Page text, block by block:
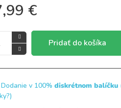
€
Pridať do košíka
Dodanie v 100% diskrétnom balíčku